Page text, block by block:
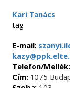
Kari Tanács
tag
E-mail:
Telefon/Mellék:
Cím: 1075